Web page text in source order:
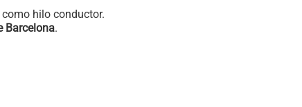
hilo conductor.
Barcelona.